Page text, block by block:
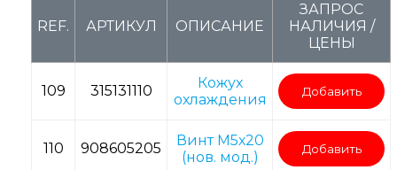
REF. АРТИКУЛ ОПИСАНИЕ
ЗАПРОС
НАЛИЧИЯ /
ЦЕНЫ
109 315131110
Кожух
охлаждения
Добавить
110 908605205
Винт M5х20
(нов. мод.)
Добавить